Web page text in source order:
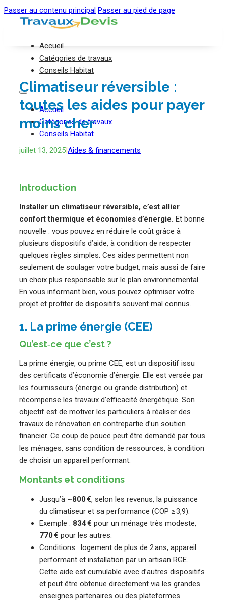
Passer au contenu principal Passer au pied de page
Accueil
Catégories de travaux
Conseils Habitat
Accueil
Catégories de travaux
Conseils Habitat
Climatiseur réversible :
toutes les aides pour payer
moins cher
juillet 13, 2025 Aides & financements
Introduction
Installer un climatiseur réversible, c’est allier
confort thermique et économies d’énergie. Et bonne
nouvelle : vous pouvez en réduire le coût grâce à
plusieurs dispositifs d’aide, à condition de respecter
quelques règles simples. Ces aides permettent non
seulement de soulager votre budget, mais aussi de faire
un choix plus responsable sur le plan environnemental.
En vous informant bien, vous pouvez optimiser votre
projet et profiter de dispositifs souvent mal connus.
1. La prime énergie (CEE)
Qu’est‑ce que c’est ?
La prime énergie, ou prime CEE, est un dispositif issu
des certificats d’économie d’énergie. Elle est versée par
les fournisseurs (énergie ou grande distribution) et
récompense les travaux d’efficacité énergétique. Son
objectif est de motiver les particuliers à réaliser des
travaux de rénovation en contrepartie d’un soutien
financier. Ce coup de pouce peut être demandé par tous
les ménages, sans condition de ressources, à condition
de choisir un appareil performant.
Montants et conditions
Jusqu’à ~800 €, selon les revenus, la puissance
du climatiseur et sa performance (COP ≥ 3,9).
Exemple : 834 € pour un ménage très modeste,
770 € pour les autres.
Conditions : logement de plus de 2 ans, appareil
performant et installation par un artisan RGE.
Cette aide est cumulable avec d’autres dispositifs
et peut être obtenue directement via les grandes
enseignes partenaires ou des plateformes